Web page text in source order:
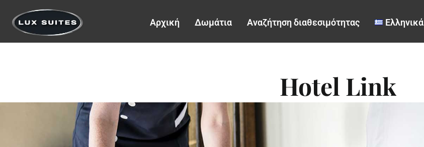
Αρχική Δωμάτια Αναζήτηση διαθεσιμότητας Ελληνικά
Hotel Link